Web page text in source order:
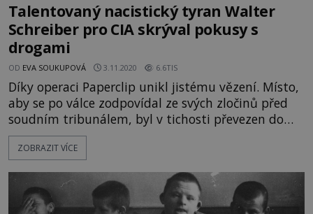
Talentovaný nacistický tyran Walter
Schreiber pro CIA skrýval pokusy s
drogami
OD EVA SOUKUPOVÁ 3.11.2020 6.6TIS
Díky operaci Paperclip unikl jistému vězení. Místo,
aby se po válce zodpovídal ze svých zločinů před
soudním tribunálem, byl v tichosti převezen do
USA, kde mohl dál pokračovat ve sporných
experimentech na lidech. Walter Schreiber, foto
ZOBRAZIT VÍCE